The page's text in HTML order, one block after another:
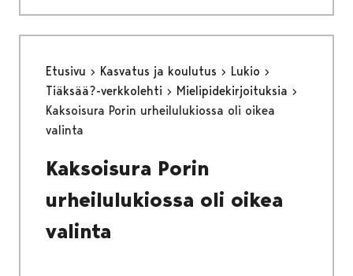
Etusivu Kasvatus ja koulutus
Lukio
Tiäksää?-verkkolehti
Mielipidekirjoituksia
Kaksoisura Porin urheilulukiossa oli oikea
valinta
Kaksoisura Porin
urheilulukiossa oli oikea
valinta